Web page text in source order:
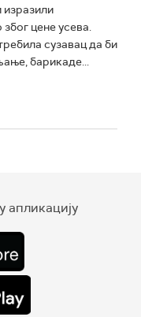
изразили
цене усева.
сузавац да би
барикаде...